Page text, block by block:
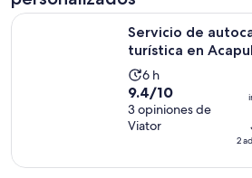
Servicio de
turística en
La
actividad
dura
6
6 h
9.4
de
10
3
9.4/10
3 opiniones de
Viator
2
Servicio de autocar y guía turística